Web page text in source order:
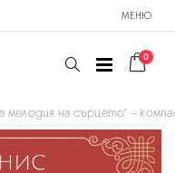
МЕНЮ
0
мелодия на сърцето“ –